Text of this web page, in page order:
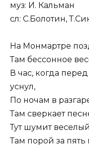
муз: И. Кальман
сл: С.Болотин,
На Монмартре
Там бессонное
В час, когда
уснул,
По ночам в
Там сверкает
Тут шумит
Там порой за